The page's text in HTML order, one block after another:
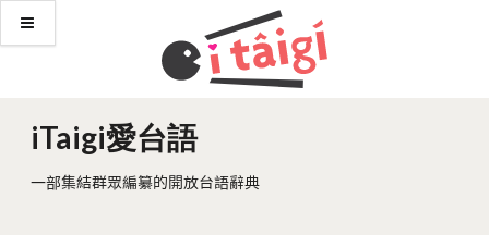
iTaigi愛台語
一部集結群眾編纂的開放台語辭典